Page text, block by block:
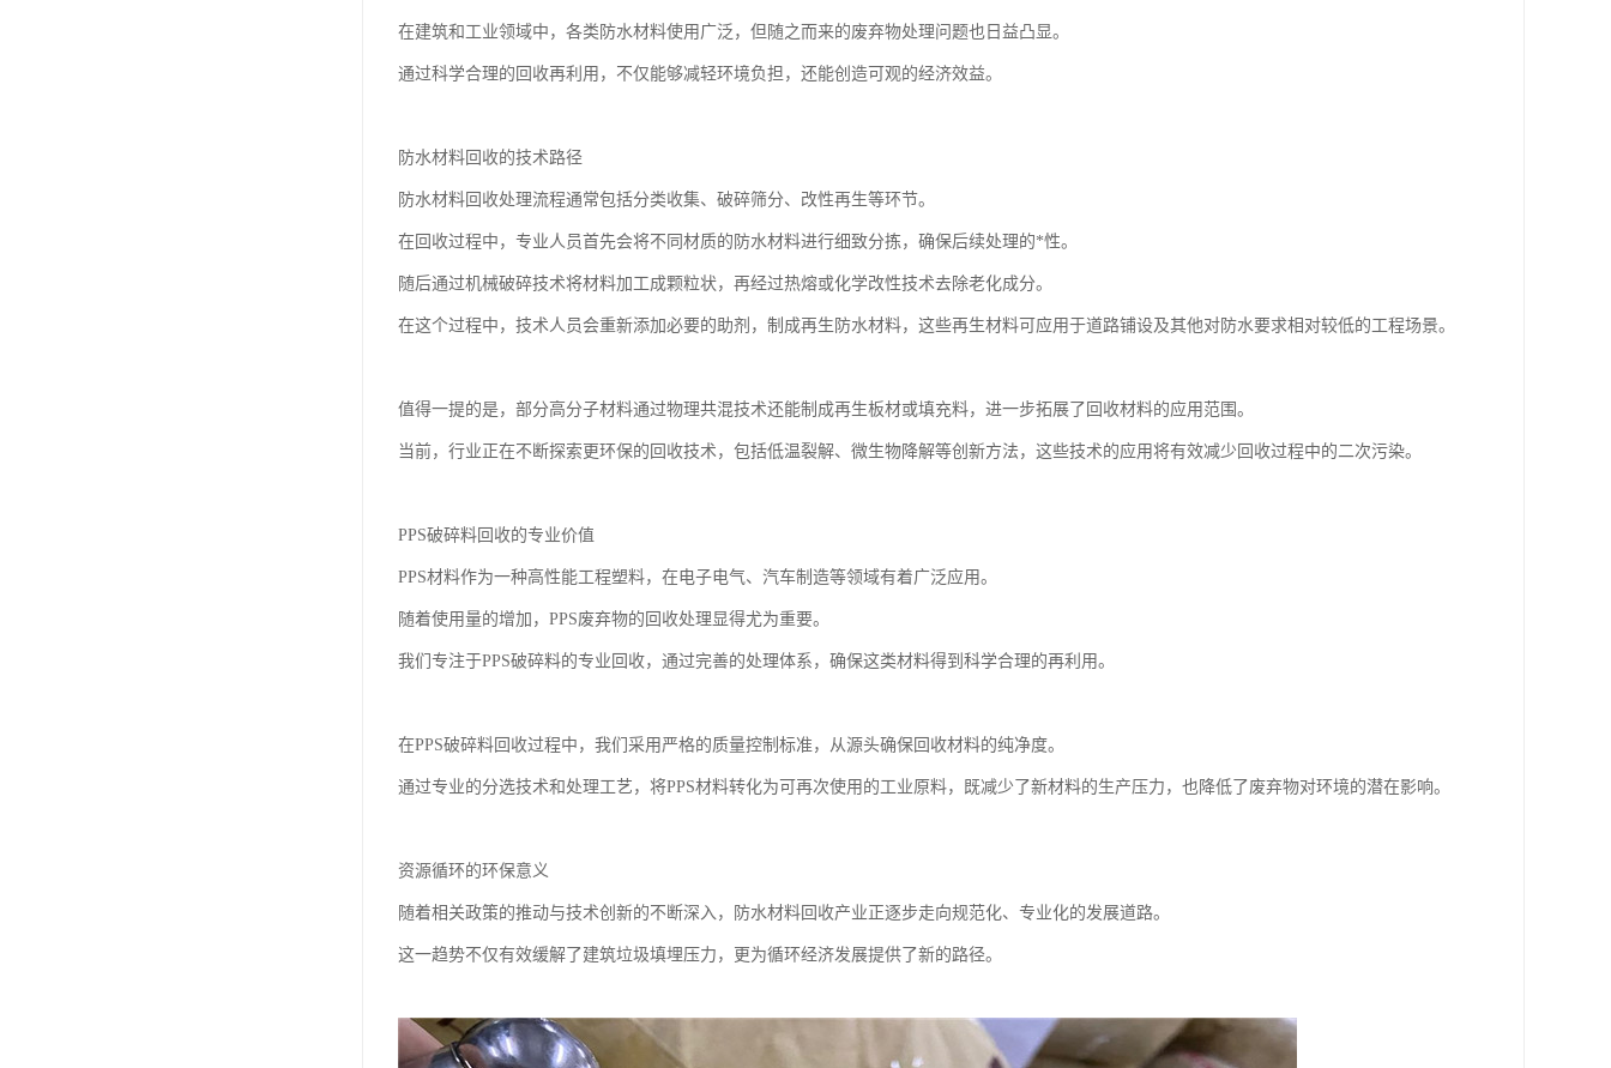
在建筑和工业领域中，各类防水材料使用广泛，但随之而来的废弃物处理问题也日益凸显。
通过科学合理的回收再利用，不仅能够减轻环境负担，还能创造可观的经济效益。
防水材料回收的技术路径
防水材料回收处理流程通常包括分类收集、破碎筛分、改性再生等环节。
在回收过程中，专业人员首先会将不同材质的防水材料进行细致分拣，确保后续处理的*性。
随后通过机械破碎技术将材料加工成颗粒状，再经过热熔或化学改性技术去除老化成分。
在这个过程中，技术人员会重新添加必要的助剂，制成再生防水材料，这些再生材料可应用于道路铺设及其他对防水要求相对较低的工程场景。
值得一提的是，部分高分子材料通过物理共混技术还能制成再生板材或填充料，进一步拓展了回收材料的应用范围。
当前，行业正在不断探索更环保的回收技术，包括低温裂解、微生物降解等创新方法，这些技术的应用将有效减少回收过程中的二次污染。
PPS破碎料回收的专业价值
PPS材料作为一种高性能工程塑料，在电子电气、汽车制造等领域有着广泛应用。
随着使用量的增加，PPS废弃物的回收处理显得尤为重要。
我们专注于PPS破碎料的专业回收，通过完善的处理体系，确保这类材料得到科学合理的再利用。
在PPS破碎料回收过程中，我们采用严格的质量控制标准，从源头确保回收材料的纯净度。
通过专业的分选技术和处理工艺，将PPS材料转化为可再次使用的工业原料，既减少了新材料的生产压力，也降低了废弃物对环境的潜在影响。
资源循环的环保意义
随着相关政策的推动与技术创新的不断深入，防水材料回收产业正逐步走向规范化、专业化的发展道路。
这一趋势不仅有效缓解了建筑垃圾填埋压力，更为循环经济发展提供了新的路径。